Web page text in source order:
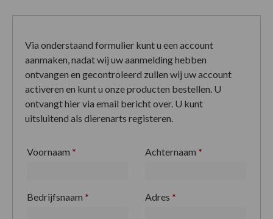
Via onderstaand formulier kunt u een account
aanmaken, nadat wij uw aanmelding hebben
ontvangen en gecontroleerd zullen wij uw account
activeren en kunt u onze producten bestellen. U
ontvangt hier via email bericht over. U kunt
uitsluitend als dierenarts registeren.
Voornaam * Achternaam *
Bedrijfsnaam * Adres *